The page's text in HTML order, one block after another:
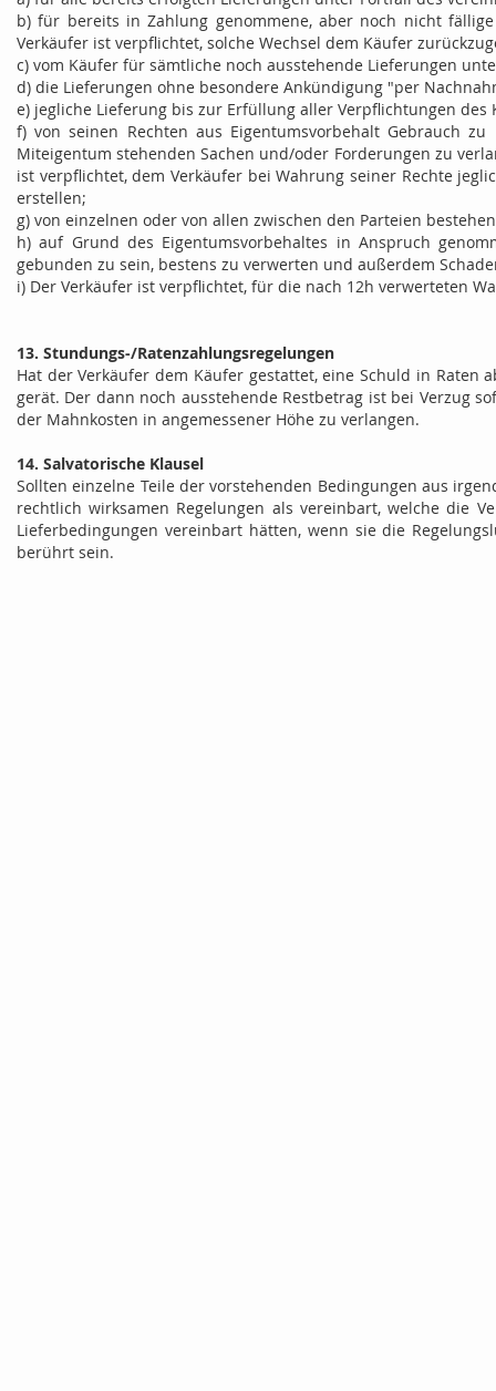
b) für bereits in Zahlung genommene, aber noch nicht
Verkäufer ist verpflichtet, solche Wechsel dem Käufer
c) vom Käufer für sämtliche noch ausstehende Lieferungen
d) die Lieferungen ohne besondere Ankündigung "per
e) jegliche Lieferung bis zur Erfüllung aller Verpflichtungen des
f) von seinen Rechten aus Eigentumsvorbehalt Gebrauch
Miteigentum stehenden Sachen und/oder Forderungen zu
ist verpflichtet, dem Verkäufer bei Wahrung seiner Rechte
erstellen;
g) von einzelnen oder von allen zwischen den Parteien
h) auf Grund des Eigentumsvorbehaltes in Anspruch
gebunden zu sein, bestens zu verwerten und außerdem
i) Der Verkäufer ist verpflichtet, für die nach 12h verwerteten
13. Stundungs-/Ratenzahlungsregelungen
Hat der Verkäufer dem Käufer gestattet, eine Schuld in Raten
gerät. Der dann noch ausstehende Restbetrag ist bei Verzug
der Mahnkosten in angemessener Höhe zu verlangen.
14. Salvatorische Klausel
Sollten einzelne Teile der vorstehenden Bedingungen aus
rechtlich wirksamen Regelungen als vereinbart, welche die
Lieferbedingungen vereinbart hätten, wenn sie die
berührt sein.